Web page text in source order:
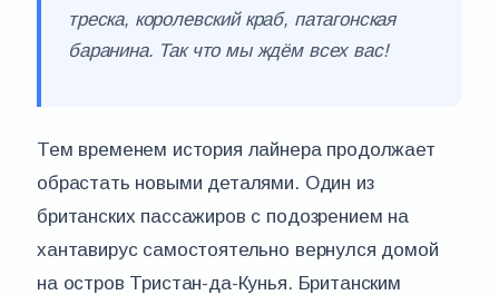
треска, королевский краб, патагонская
баранина. Так что мы ждём всех вас!
Тем временем история лайнера продолжает
обрастать новыми деталями. Один из
британских пассажиров с подозрением на
хантавирус самостоятельно вернулся домой
на остров Тристан-да-Кунья. Британским